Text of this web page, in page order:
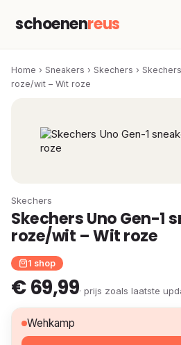
schoenenreus
Home › Sneakers › Skechers ›
roze/wit – Wit roze
Skechers
Skechers Uno Gen-1
roze/wit – Wit roze
1 shop
€ 69,99· prijs zoals laatste
Wehkamp